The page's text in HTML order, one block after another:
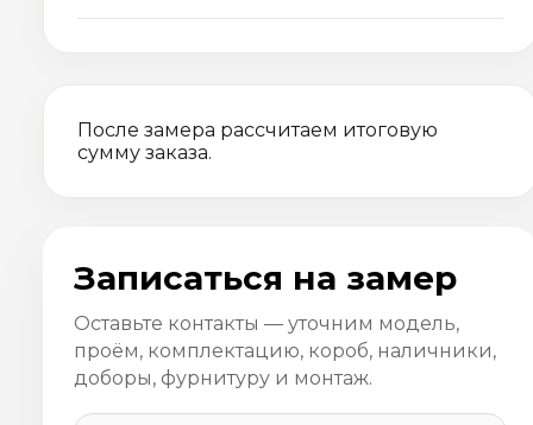
После замера рассчитаем итоговую
сумму заказа.
Записаться на замер
Оставьте контакты — уточним модель,
проём, комплектацию, короб, наличники,
доборы, фурнитуру и монтаж.